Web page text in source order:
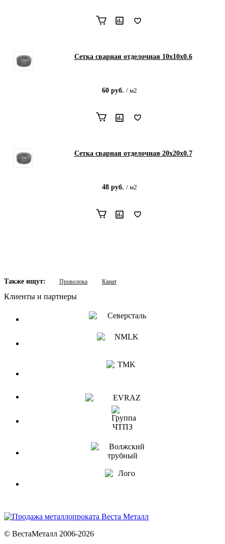
Сетка сварная отделочная 10х10х0.6
60 руб. / м2
Сетка сварная отделочная 20х20х0.7
48 руб. / м2
Также ищут: Проволока Канат
Клиенты и партнеры
© ВестаМеталл 2006-2026